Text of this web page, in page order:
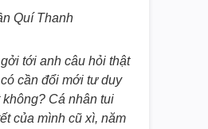
Quí Thanh
tới anh câu hỏi thật
cần đổi mới tư duy
không? Cá nhân tui
của mình cũ xì, năm